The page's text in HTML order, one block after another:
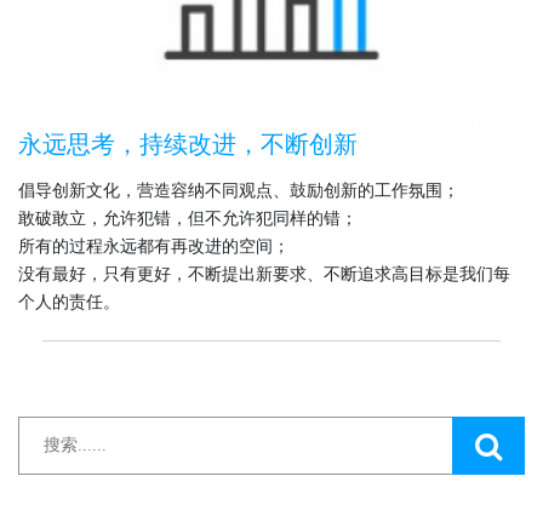
永远思考，持续改进，不断创新
倡导创新文化，营造容纳不同观点、鼓励创新的工作氛围；
敢破敢立，允许犯错，但不允许犯同样的错；
所有的过程永远都有再改进的空间；
没有最好，只有更好，不断提出新要求、不断追求高目标是我们每
个人的责任。